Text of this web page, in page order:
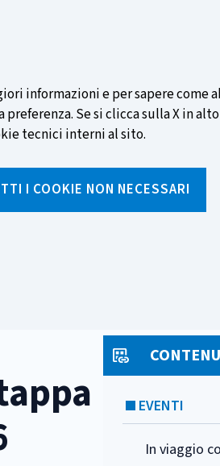
informazioni e per sapere come
Se si clicca sulla X in
tecnici interni al sito.
I COOKIE NON NECESSARI
SCOPRI
Inserisci
testo
EVENTI
In viaggio